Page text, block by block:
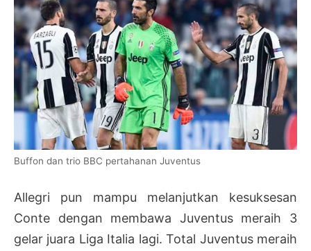
Buffon dan trio BBC pertahanan Juventus
Allegri pun mampu melanjutkan kesuksesan
Conte dengan membawa Juventus meraih 3
gelar juara Liga Italia lagi. Total Juventus meraih